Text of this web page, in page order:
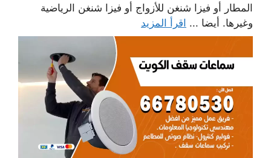
المطار أو فيزا شنغن للأزواج أو فيزا شنغن الرياضية
وغيرها. أيضا ... اقرأ المزيد